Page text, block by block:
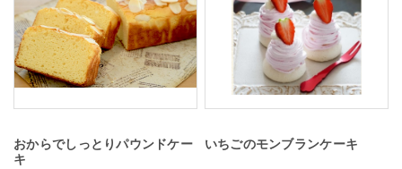
パンケーキにワンプッシュしてお楽
しみください。
おからでしっとりパウンドケー
キ
いちごのモンブランケーキ